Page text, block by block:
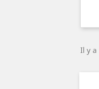
Il y a